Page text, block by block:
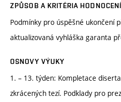
ZPŮSOB A KRITÉRIA HODNOCENÍ
Podmínky pro úspěšné ukončení
aktualizovaná vyhláška garanta
OSNOVY VÝUKY
1. – 13. týden: Kompletace
zkrácených tezí. Podklady pro